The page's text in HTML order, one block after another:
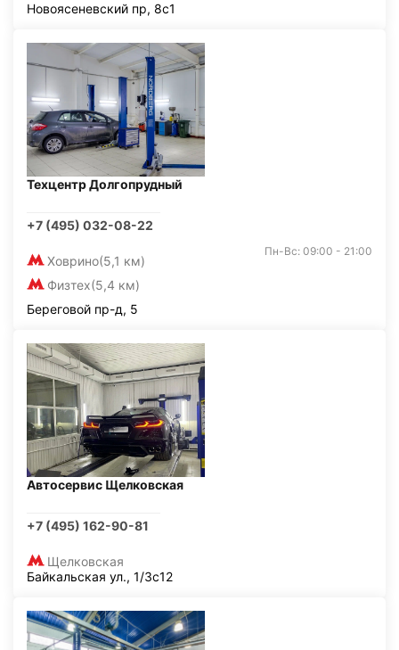
Новоясеневский пр, 8с1
Техцентр Долгопрудный
+7 (495) 032-08-22
Ховрино(5,1 км)
Физтех(5,4 км)
Пн-Вс: 09:00 - 21:00
Береговой пр-д, 5
Автосервис Щелковская
+7 (495) 162-90-81
Щелковская
Байкальская ул., 1/3с12